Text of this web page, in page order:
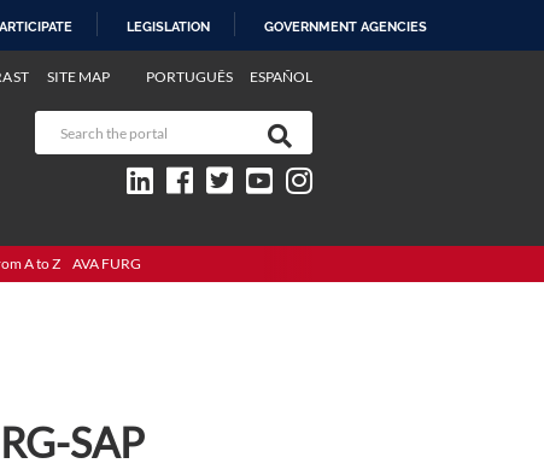
LEGISLATION GOVERNMENT AGENCIES
PORTUGUÊS ESPAÑOL
SITE MAP
A to Z AVA FURG
SAP